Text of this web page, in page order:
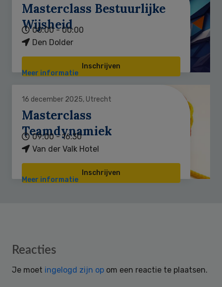
Masterclass Bestuurlijke
Wijsheid
00:00 - 00:00
Den Dolder
Inschrijven
Meer informatie
16 december 2025, Utrecht
Masterclass
Teamdynamiek
09:00 - 16:30
Van der Valk Hotel
Inschrijven
Meer informatie
Reader
Reacties
Je moet ingelogd zijn op om een reactie te plaatsen.